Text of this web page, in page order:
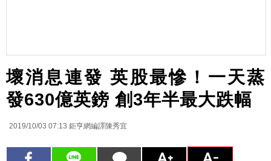
壞消息連發 英股最慘！一天蒸
發630億英鎊 創3年半最大跌幅
2019/10/03 07:13 鉅亨網編譯陳秀宜